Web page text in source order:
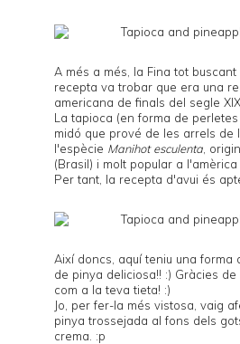
A més a més, la Fina tot
recepta va trobar que era una
americana de finals del segle
La tapioca (en forma de
midó que prové de les arrels de
l'espècie Manihot esculenta ,
(Brasil) i molt popular a l'amèrica
Per tant, la recepta d'avui és
Així doncs, aquí teniu una forma
de pinya deliciosa!! :) Gràcies
com a la teva tieta! :)
Jo, per fer-la més vistosa, vaig
pinya trossejada al fons dels
crema. :p